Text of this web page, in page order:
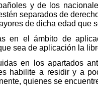
y de los
separados de
de dicha edad que
en el ámbito de
sea de aplicación la
en los apartados
habilite a residir y a
quienes se